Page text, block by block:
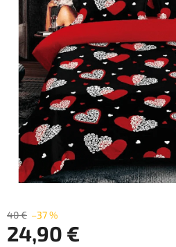
40 € –37 %
24,90 €